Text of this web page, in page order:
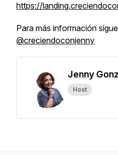
https://
Para más información
@creciendoconjenny
Jenny
Host